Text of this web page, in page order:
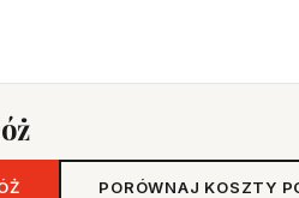
PORÓWNAJ KOSZTY